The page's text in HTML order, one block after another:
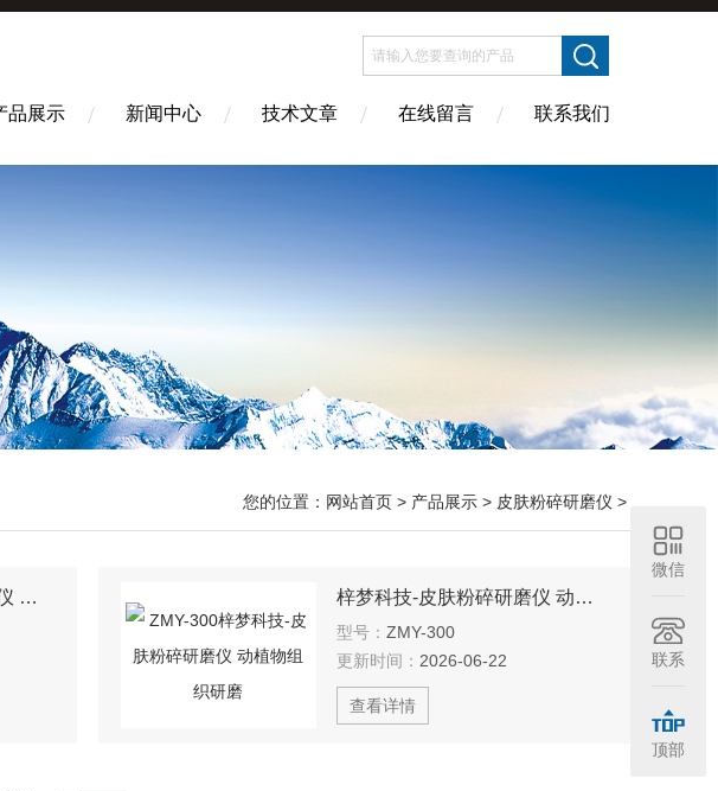
品展示 新闻中心 技术文章 在线留言 联系我们
您的位置： 网站首页 > 产品展示 > 皮肤粉碎研磨仪 >
梓梦科技-动植物组织研磨仪 猪皮粉碎研磨机 梓梦科技-皮肤粉碎研磨仪 动植物组织研磨
型号： ZMY-300
更新时间： 2026-06-22
查看详情
微信
联系
顶部